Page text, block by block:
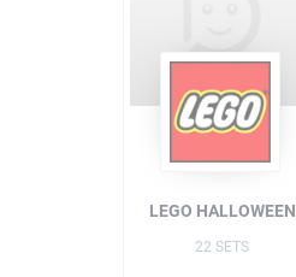
LEGO HALLOWEEN
22 SETS